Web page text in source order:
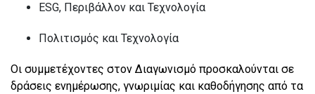
ΕSG, Περιβάλλον και Τεχνολογία
Πολιτισμός και Τεχνολογία
Οι συμμετέχοντες στον Διαγωνισμό προσκαλούνται σε
δράσεις ενημέρωσης, γνωριμίας και καθοδήγησης από τα